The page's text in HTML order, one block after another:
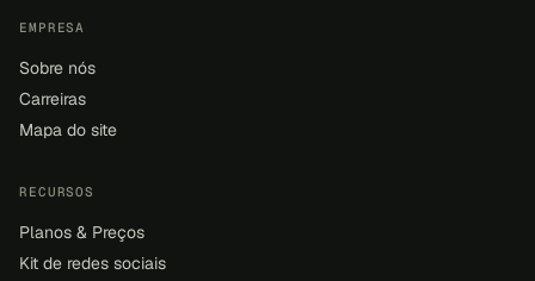
EMPRESA
Sobre nós
Carreiras
Mapa do site
RECURSOS
Planos & Preços
Kit de redes sociais